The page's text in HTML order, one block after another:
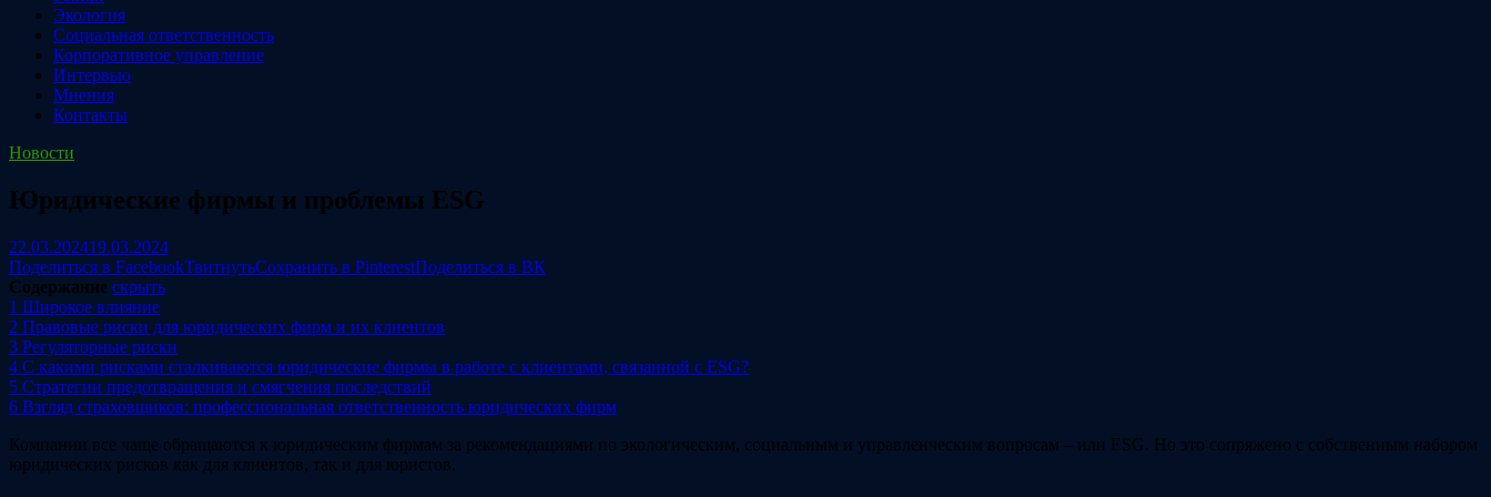
Экология
Социальная ответственность
Корпоративное управление
Интервью
Мнения
Контакты
Новости
Юридические фирмы и проблемы ESG
22.03.202419.03.2024
Поделиться в FacebookТвитнутьСохранить в PinterestПоделиться в ВК
Содержание скрыть
1 Широкое влияние
2 Правовые риски для юридических фирм и их клиентов
3 Регуляторные риски
4 С какими рисками сталкиваются юридические фирмы в работе с клиентами, связанной с ESG?
5 Стратегии предотвращения и смягчения последствий
6 Взгляд страховщиков: профессиональная ответственность юридических фирм
Компании все чаще обращаются к юридическим фирмам за рекомендациями по экологическим, социальным и управленческим вопросам – или ESG. Но это сопряжено с собственным набором
юридических рисков как для клиентов, так и для юристов.